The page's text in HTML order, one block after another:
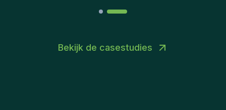
Bekijk de casestudies